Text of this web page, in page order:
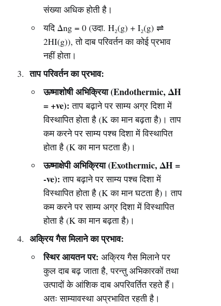
संख्या अधिक होती है।
यदि Δng = 0 (उदा. H₂(g) + I₂(g) ⇌
2HI(g)), तो दाब परिवर्तन का कोई प्रभाव
नहीं होता।
ताप परिवर्तन का प्रभाव:
ऊष्माशोषी अभिक्रिया (Endothermic, ΔH
= +ve): ताप बढ़ाने पर साम्य अग्र दिशा में
विस्थापित होता है (K का मान बढ़ता है)। ताप
कम करने पर साम्य पश्च दिशा में विस्थापित
होता है (K का मान घटता है)।
ऊष्माक्षेपी अभिक्रिया (Exothermic, ΔH =
-ve): ताप बढ़ाने पर साम्य पश्च दिशा में
विस्थापित होता है (K का मान घटता है)। ताप
कम करने पर साम्य अग्र दिशा में विस्थापित
होता है (K का मान बढ़ता है)।
अक्रिय गैस मिलाने का प्रभाव:
स्थिर आयतन पर: अक्रिय गैस मिलाने पर
कुल दाब बढ़ जाता है, परन्तु अभिकारकों तथा
उत्पादों के आंशिक दाब अपरिवर्तित रहते हैं।
अतः साम्यावस्था अप्रभावित रहती है।